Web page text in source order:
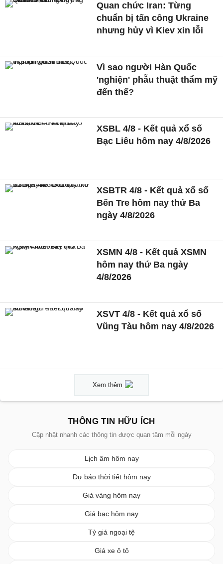
Quan chức Iran: Từng
chuẩn bị tấn công Ukraine
nhưng hủy vì Kiev xin lỗi
Vì sao người Hàn Quốc
'nghiện' phẫu thuật thẩm mỹ
đến thế?
XSBL 4/8 - Kết quả xổ số
Bạc Liêu hôm nay 4/8/2026
XSBTR 4/8 - Kết quả xổ số
Bến Tre hôm nay thứ Ba
ngày 4/8/2026
XSMN 4/8 - Kết quả XSMN
hôm nay thứ Ba ngày
4/8/2026
XSVT 4/8 - Kết quả xổ số
Vũng Tàu hôm nay 4/8/2026
Xem thêm
THÔNG TIN HỮU ÍCH
Cập nhật nhanh các thông tin được quan tâm mỗi ngày
Lịch âm hôm nay
Dự báo thời tiết hôm nay
Giá vàng hôm nay
Giá bạc hôm nay
Tỷ giá ngoại tệ
Giá xe ô tô